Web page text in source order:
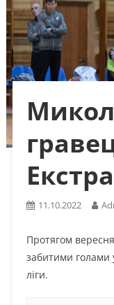
11.10.2022
Протягом
забитими голами
ліги.